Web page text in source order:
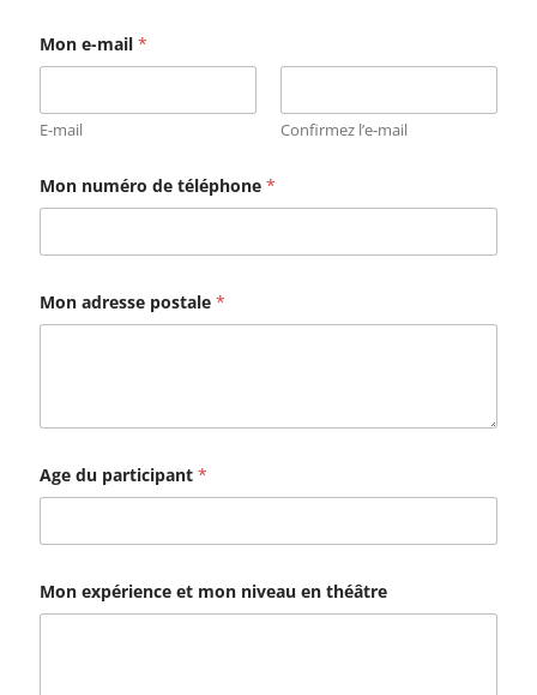
Mon e-mail*
E-mail Confirmez l’e-mail
Mon numéro de téléphone*
Mon adresse postale*
Age du participant*
Mon expérience et mon niveau en théâtre